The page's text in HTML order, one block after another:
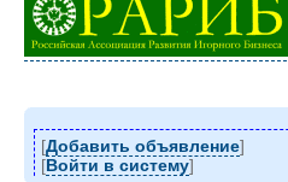
[Добавить объявление]
[Войти в систему]